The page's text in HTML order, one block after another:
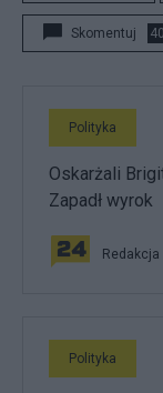
Skomentuj 40
Polityka
Oskarżali
Zapadł wyrok
Redakcja
Polityka